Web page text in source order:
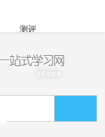
测评